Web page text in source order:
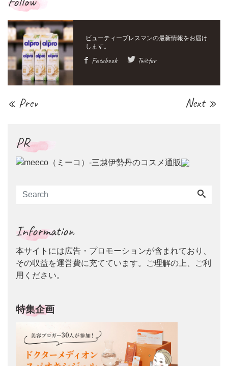
Facebook Twitter
« Prev Next »
PR
Information
本サイトには広告・プロモーションが含まれており、
その収益を運営費に充てています。ご理解の上、ご利
用ください。
特集企画